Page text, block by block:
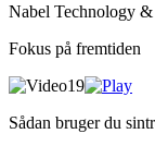
Nabel Technology
Fokus på fremtiden
Sådan bruger du